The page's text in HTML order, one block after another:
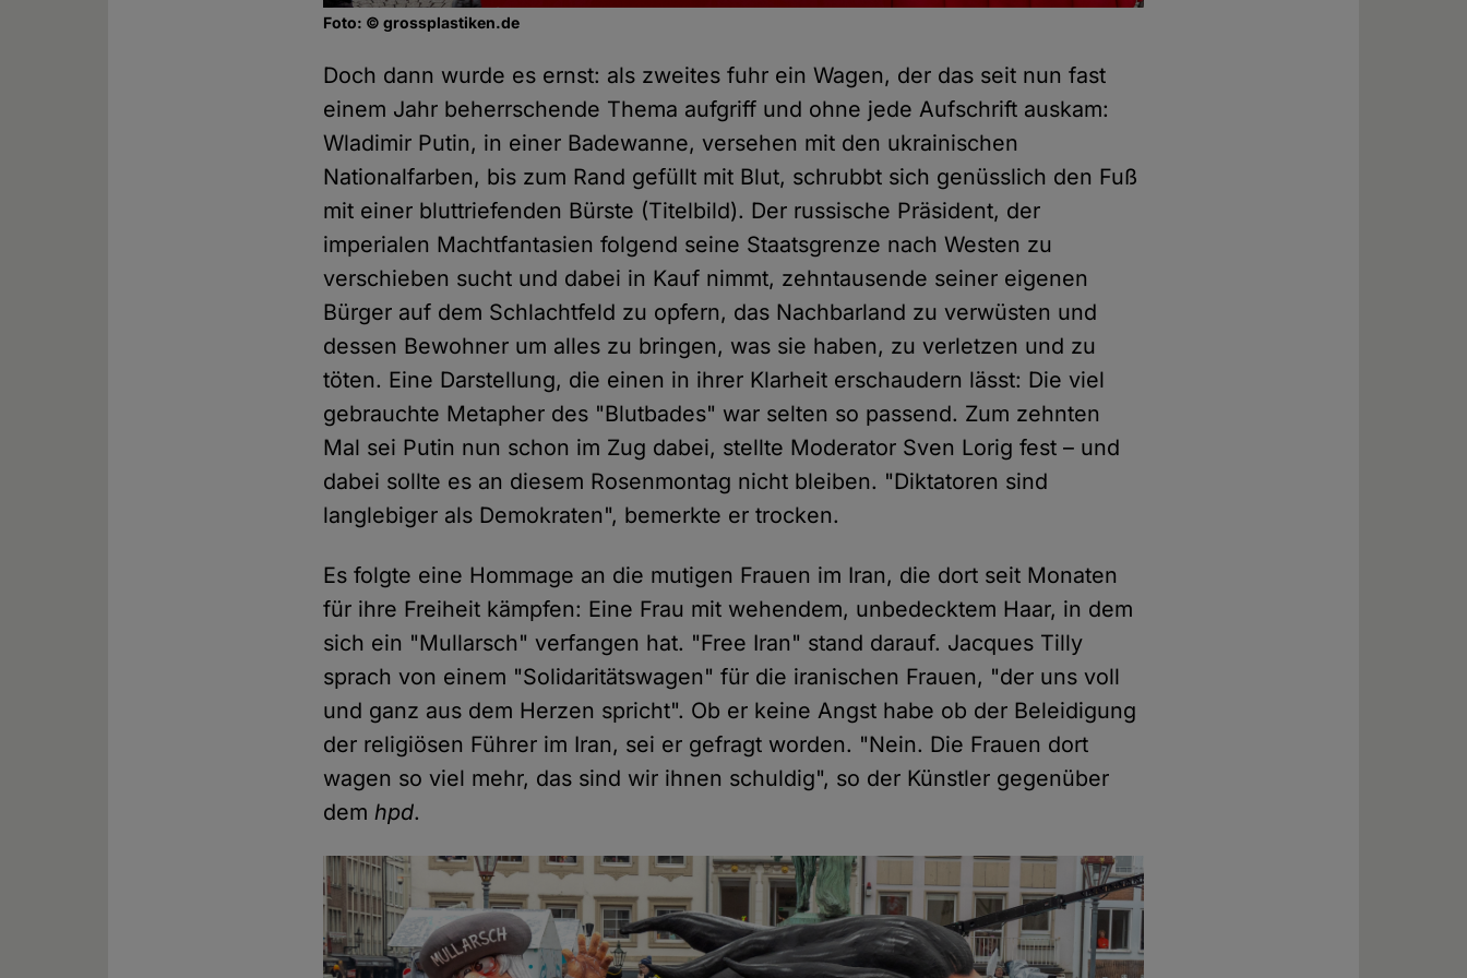
Foto: © grossplastiken.de
Doch dann wurde es ernst: als zweites fuhr ein Wagen, der das seit nun fast
einem Jahr beherrschende Thema aufgriff und ohne jede Aufschrift auskam:
Wladimir Putin, in einer Badewanne, versehen mit den ukrainischen
Nationalfarben, bis zum Rand gefüllt mit Blut, schrubbt sich genüsslich den Fuß
mit einer bluttriefenden Bürste (Titelbild). Der russische Präsident, der
imperialen Machtfantasien folgend seine Staatsgrenze nach Westen zu
verschieben sucht und dabei in Kauf nimmt, zehntausende seiner eigenen
Bürger auf dem Schlachtfeld zu opfern, das Nachbarland zu verwüsten und
dessen Bewohner um alles zu bringen, was sie haben, zu verletzen und zu
töten. Eine Darstellung, die einen in ihrer Klarheit erschaudern lässt: Die viel
gebrauchte Metapher des "Blutbades" war selten so passend. Zum zehnten
Mal sei Putin nun schon im Zug dabei, stellte Moderator Sven Lorig fest – und
dabei sollte es an diesem Rosenmontag nicht bleiben. "Diktatoren sind
langlebiger als Demokraten", bemerkte er trocken.
Es folgte eine Hommage an die mutigen Frauen im Iran, die dort seit Monaten
für ihre Freiheit kämpfen: Eine Frau mit wehendem, unbedecktem Haar, in dem
sich ein "Mullarsch" verfangen hat. "Free Iran" stand darauf. Jacques Tilly
sprach von einem "Solidaritätswagen" für die iranischen Frauen, "der uns voll
und ganz aus dem Herzen spricht". Ob er keine Angst habe ob der Beleidigung
der religiösen Führer im Iran, sei er gefragt worden. "Nein. Die Frauen dort
wagen so viel mehr, das sind wir ihnen schuldig", so der Künstler gegenüber
demhpd.